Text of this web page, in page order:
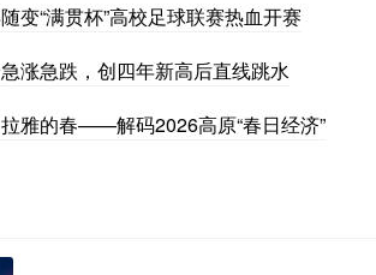
变“满贯杯”高校足球联赛热血开赛
涨急跌，创四年新高后直线跳水
雅的春——解码2026高原“春日经济”